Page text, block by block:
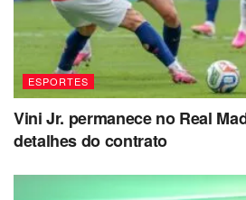
ESPORTES
Vini Jr. permanece no Real
detalhes do contrato